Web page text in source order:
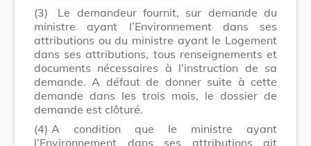
(3)
Le demandeur fournit, sur demande du
ministre ayant l’Environnement dans ses
attributions ou du ministre ayant le Logement
dans ses attributions, tous renseignements et
documents nécessaires à l’instruction de sa
demande. A défaut de donner suite à cette
demande dans les trois mois, le dossier de
demande est clôturé.
(4) A condition que le ministre ayant
l’Environnement dans ses attributions ait